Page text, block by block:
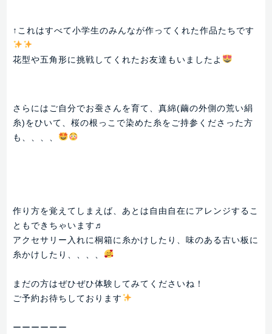
↑これはすべて小学生のみんなが作ってくれた作品たちです
花型や五角形に挑戦してくれたお友達もいましたよ
さらにはご自分でお蚕さんを育て、真綿(繭の外側の荒い絹
糸)をひいて、桜の根っこで染めた糸をご持参くださった方
も、、、、
作り方を覚えてしまえば、あとは自由自在にアレンジするこ
ともできちゃいます♬
アクセサリー入れに桐箱に糸かけしたり、味のある古い板に
糸かけしたり、、、、
まだの方はぜひぜひ体験してみてくださいね！
ご予約お待ちしております
ーーーーーー